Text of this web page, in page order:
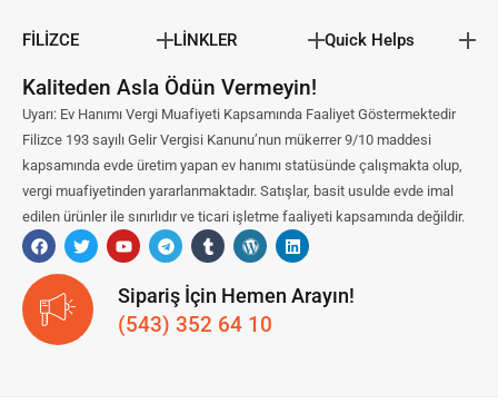
FİLİZCE LİNKLER Quick Helps
Kaliteden Asla Ödün Vermeyin!
Uyarı: Ev Hanımı Vergi Muafiyeti Kapsamında Faaliyet Göstermektedir
Filizce 193 sayılı Gelir Vergisi Kanunu’nun mükerrer 9/10 maddesi
kapsamında evde üretim yapan ev hanımı statüsünde çalışmakta olup,
vergi muafiyetinden yararlanmaktadır. Satışlar, basit usulde evde imal
edilen ürünler ile sınırlıdır ve ticari işletme faaliyeti kapsamında değildir.
Sipariş İçin Hemen Arayın!
(543) 352 64 10